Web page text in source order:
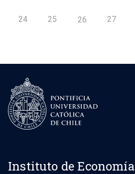
24 25 26 27
Instituto de Economía